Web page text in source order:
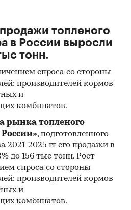
развития (Organization for
Trade Centre.
DISCOVERY
документов не
объема выборочной
и анализу подлежат
документы.
обработанная и
использованию
информацией об
топленого
в России выросли
тонн.
спроса со стороны
производителей кормов
и
комбинатов.
рынка топленого
, подготовленного
2021-2025 гг его продажи в
до 156 тыс тонн. Рост
спроса со стороны
производителей кормов
и
комбинатов.